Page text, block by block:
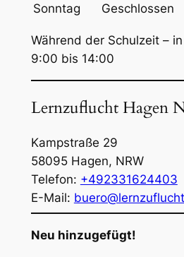
Sonntag
Geschlossen
Während der Schulzeit –
9:00 bis 14:00
Lernzuflucht Hagen
Kampstraße 29
58095Hagen, NRW
Telefon: +492331624403
E-Mail:
Neu hinzugefügt!